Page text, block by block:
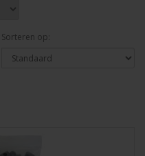
Sorteren op: